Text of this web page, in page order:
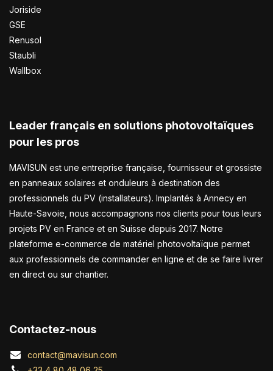
Joriside
GSE
Renusol
Staubli
Wallbox
Leader français en solutions photovoltaïques
pour les pros
MAVISUN est une entreprise française, fournisseur et grossiste
en panneaux solaires et onduleurs à destination des
professionnels du PV (installateurs). Implantés à Annecy en
Haute-Savoie, nous accompagnons nos clients pour tous leurs
projets PV en France et en Suisse depuis 2017. Notre
plateforme e-commerce de matériel photovoltaïque permet
aux professionnels de commander en ligne et de se faire livrer
en direct ou sur chantier.
Contactez-nous
contact@mavisun.com